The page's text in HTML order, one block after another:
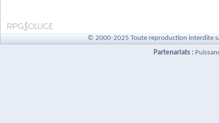
© 2000-2025 Toute reproduction interdite
Partenariats :